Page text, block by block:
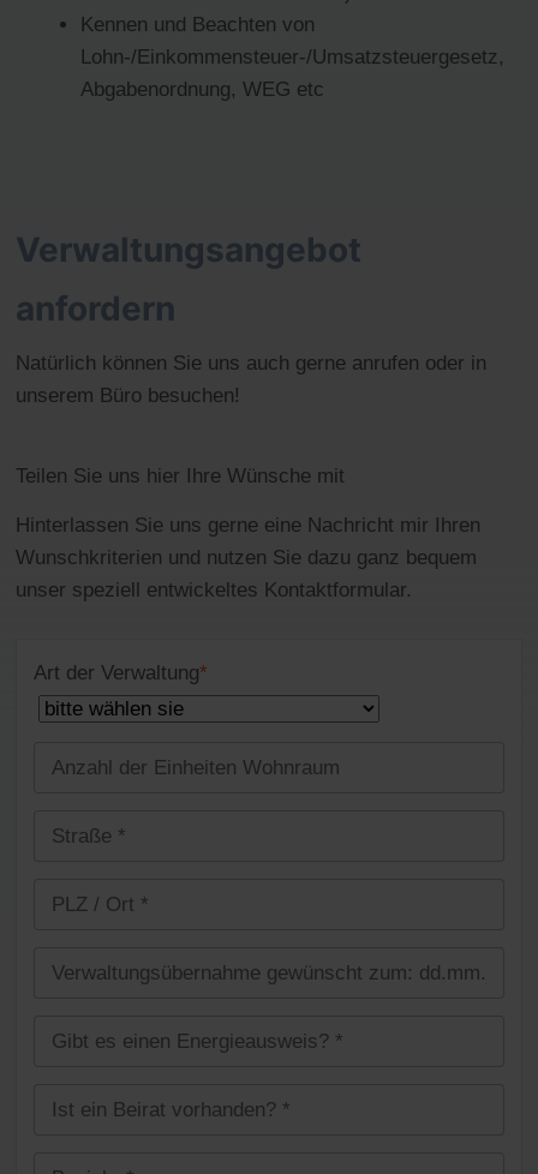
Kennen und Beachten von
Lohn-/Einkommensteuer-/Umsatzsteuergesetz,
Abgabenordnung, WEG etc
Verwaltungsangebot
anfordern
Natürlich können Sie uns auch gerne anrufen oder in
unserem Büro besuchen!
Teilen Sie uns hier Ihre Wünsche mit
Hinterlassen Sie uns gerne eine Nachricht mir Ihren
Wunschkriterien und nutzen Sie dazu ganz bequem
unser speziell entwickeltes Kontaktformular.
Art der Verwaltung*